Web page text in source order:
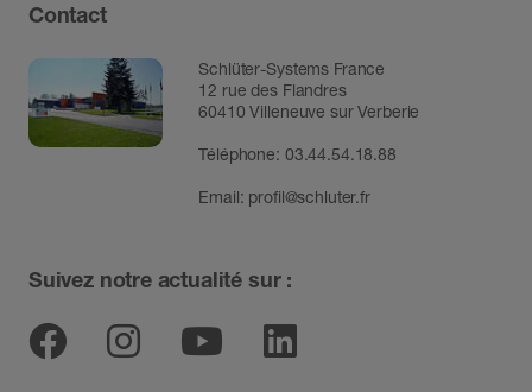
Contact
Schlüter-Systems France
12 rue des Flandres
60410 Villeneuve sur Verberie
Téléphone: 03.44.54.18.88
Email: profil@schluter.fr
Suivez notre actualité sur :
Facebook
Instagram
YoutubeLinkedin